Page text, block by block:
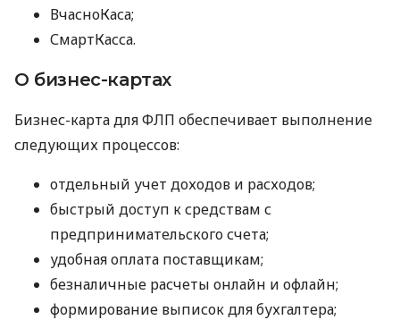
ВчасноКаса;
СмартКасса.
О бизнес-картах
Бизнес-карта для ФЛП обеспечивает выполнение
следующих процессов:
отдельный учет доходов и расходов;
быстрый доступ к средствам с
предпринимательского счета;
удобная оплата поставщикам;
безналичные расчеты онлайн и офлайн;
формирование выписок для бухгалтера;